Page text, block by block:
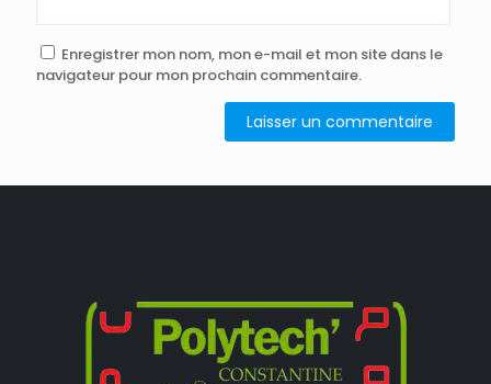
Enregistrer mon nom, mon e-mail et mon site dans le
navigateur pour mon prochain commentaire.